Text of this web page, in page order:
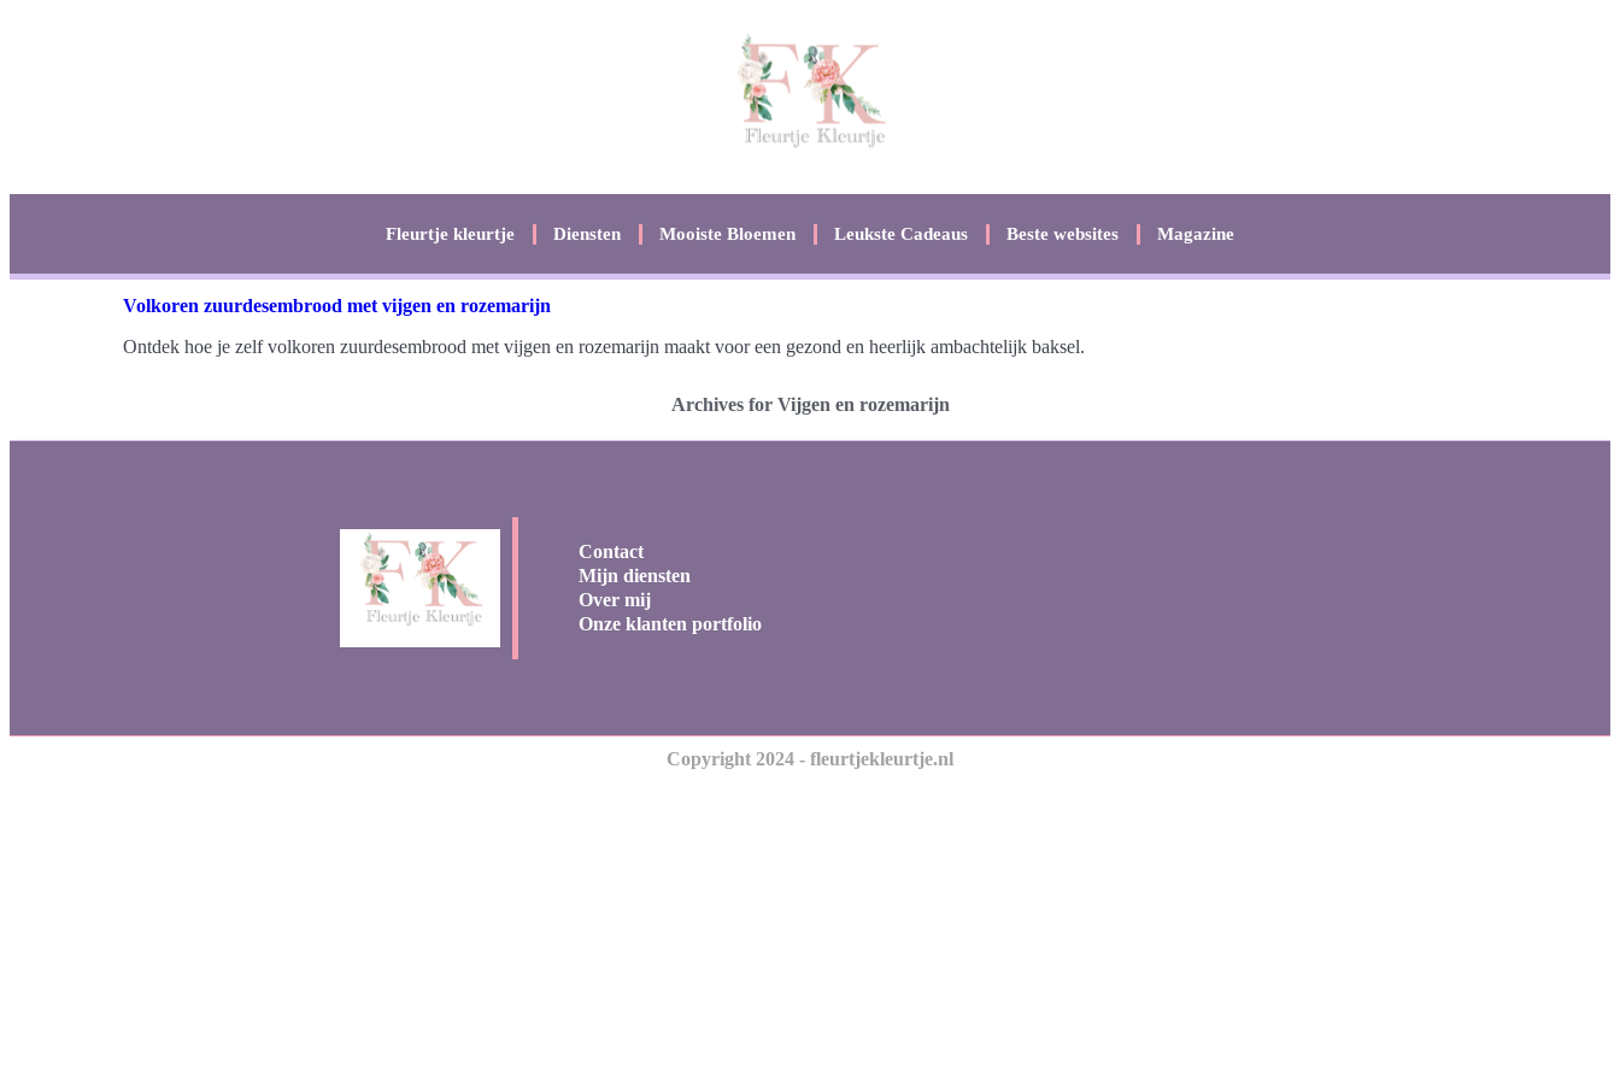
Fleurtje kleurtje Diensten Mooiste Bloemen Leukste Cadeaus Beste websites Magazine
Volkoren zuurdesembrood met vijgen en rozemarijn
Ontdek hoe je zelf volkoren zuurdesembrood met vijgen en rozemarijn maakt voor een gezond en heerlijk ambachtelijk baksel.
Archives for Vijgen en rozemarijn
Contact
Mijn diensten
Over mij
Onze klanten portfolio
Copyright 2024 - fleurtjekleurtje.nl